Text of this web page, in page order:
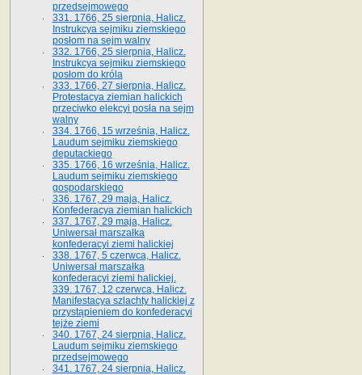
przedsejmowego
331. 1766, 25 sierpnia, Halicz.
Instrukcya sejmiku ziemskiego
posłom na sejm walny
332. 1766, 25 sierpnia, Halicz.
Instrukcya sejmiku ziemskiego
posłom do króla
333. 1766, 27 sierpnia, Halicz.
Protestacya ziemian halickich
przeciwko elekcyi posła na sejm
walny
334. 1766, 15 września, Halicz.
Laudum sejmiku ziemskiego
deputackiego
335. 1766, 16 września, Halicz.
Laudum sejmiku ziemskiego
gospodarskiego
336. 1767, 29 maja, Halicz.
Konfederacya ziemian halickich
337. 1767, 29 maja, Halicz.
Uniwersał marszałka
konfederacyi ziemi halickiej
338. 1767, 5 czerwca, Halicz.
Uniwersał marszałka
konfederacyi ziemi halickiej.
339. 1767, 12 czerwca, Halicz.
Manifestacya szlachty halickiej z
przystąpieniem do konfederacyi
tejże ziemi
340. 1767, 24 sierpnia, Halicz.
Laudum sejmiku ziemskiego
przedsejmowego
341. 1767, 24 sierpnia, Halicz.